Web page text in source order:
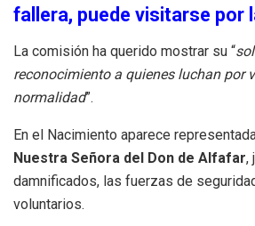
fallera, puede visitarse por
La comisión ha querido mostrar su “
reconocimiento a quienes luchan por
normalidad”.
En el Nacimiento aparece
Nuestra Señora del Don de Alfafar,
damnificados, las fuerzas de
voluntarios.